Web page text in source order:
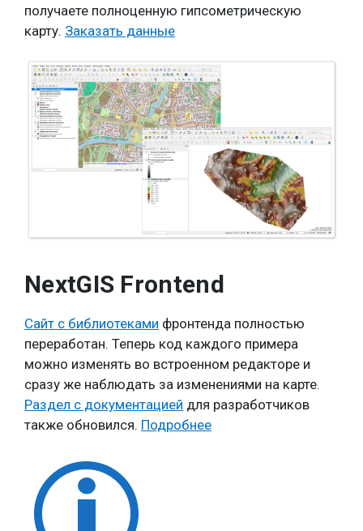
получаете полноценную гипсометрическую
карту. Заказать данные
NextGIS Frontend
Сайт c библиотеками фронтенда полностью
переработан. Теперь код каждого примера
можно изменять во встроенном редакторе и
сразу же наблюдать за изменениями на карте.
Раздел с документацией для разработчиков
также обновился. Подробнее